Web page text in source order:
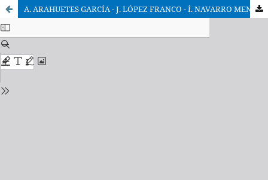
A. ARAHUETES GARCÍA - J. LÓPEZ FRANCO - Í. NAVARRO MENDIZÁBAL - R. M.ª SANZ DE DIEGO, S.J., 50 años ICADE (1960-2010). Muchas vidas en un proyecto.